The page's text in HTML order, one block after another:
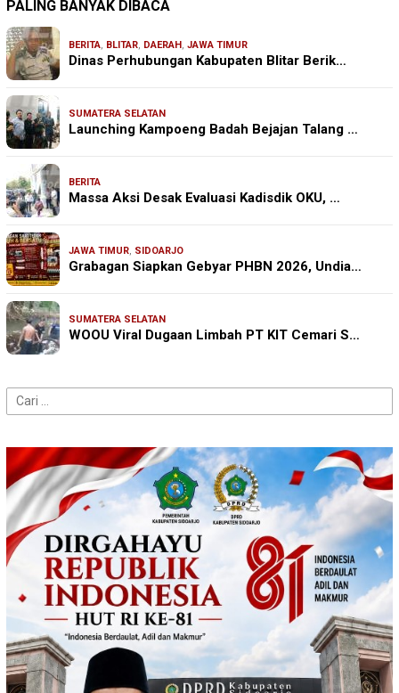
PALING BANYAK DIBACA
BERITA, BLITAR, DAERAH , JAWA TIMUR
Dinas Perhubungan Kabupaten Blitar Berik…
SUMATERA SELATAN
Launching Kampoeng Badah Bejajan Talang …
BERITA
Massa Aksi Desak Evaluasi Kadisdik OKU, …
JAWA TIMUR, SIDOARJO
Grabagan Siapkan Gebyar PHBN 2026, Undia…
SUMATERA SELATAN
WOOU Viral Dugaan Limbah PT KIT Cemari S…
Cari
untuk: